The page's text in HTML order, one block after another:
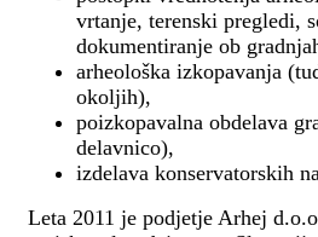
vrtanje, terenski pregledi,
dokumentiranje ob
arheološka izkopavanja
okoljih),
poizkopavalna obdelava
delavnico),
izdelava konservatorskih
Leta 2011 je podjetje Arhej